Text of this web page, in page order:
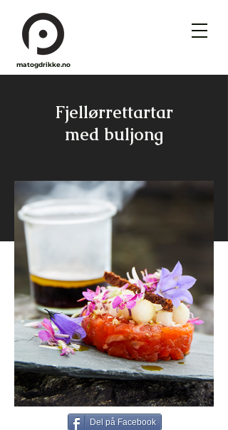
matogdrikke.no
Fjellørrettartar
med buljong
Del på Facebook